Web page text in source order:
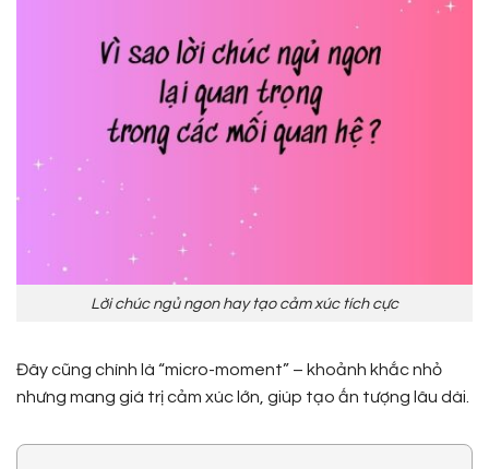
Lời chúc ngủ ngon hay tạo cảm xúc tích cực
Đây cũng chính là “micro-moment” – khoảnh khắc nhỏ
nhưng mang giá trị cảm xúc lớn, giúp tạo ấn tượng lâu dài.